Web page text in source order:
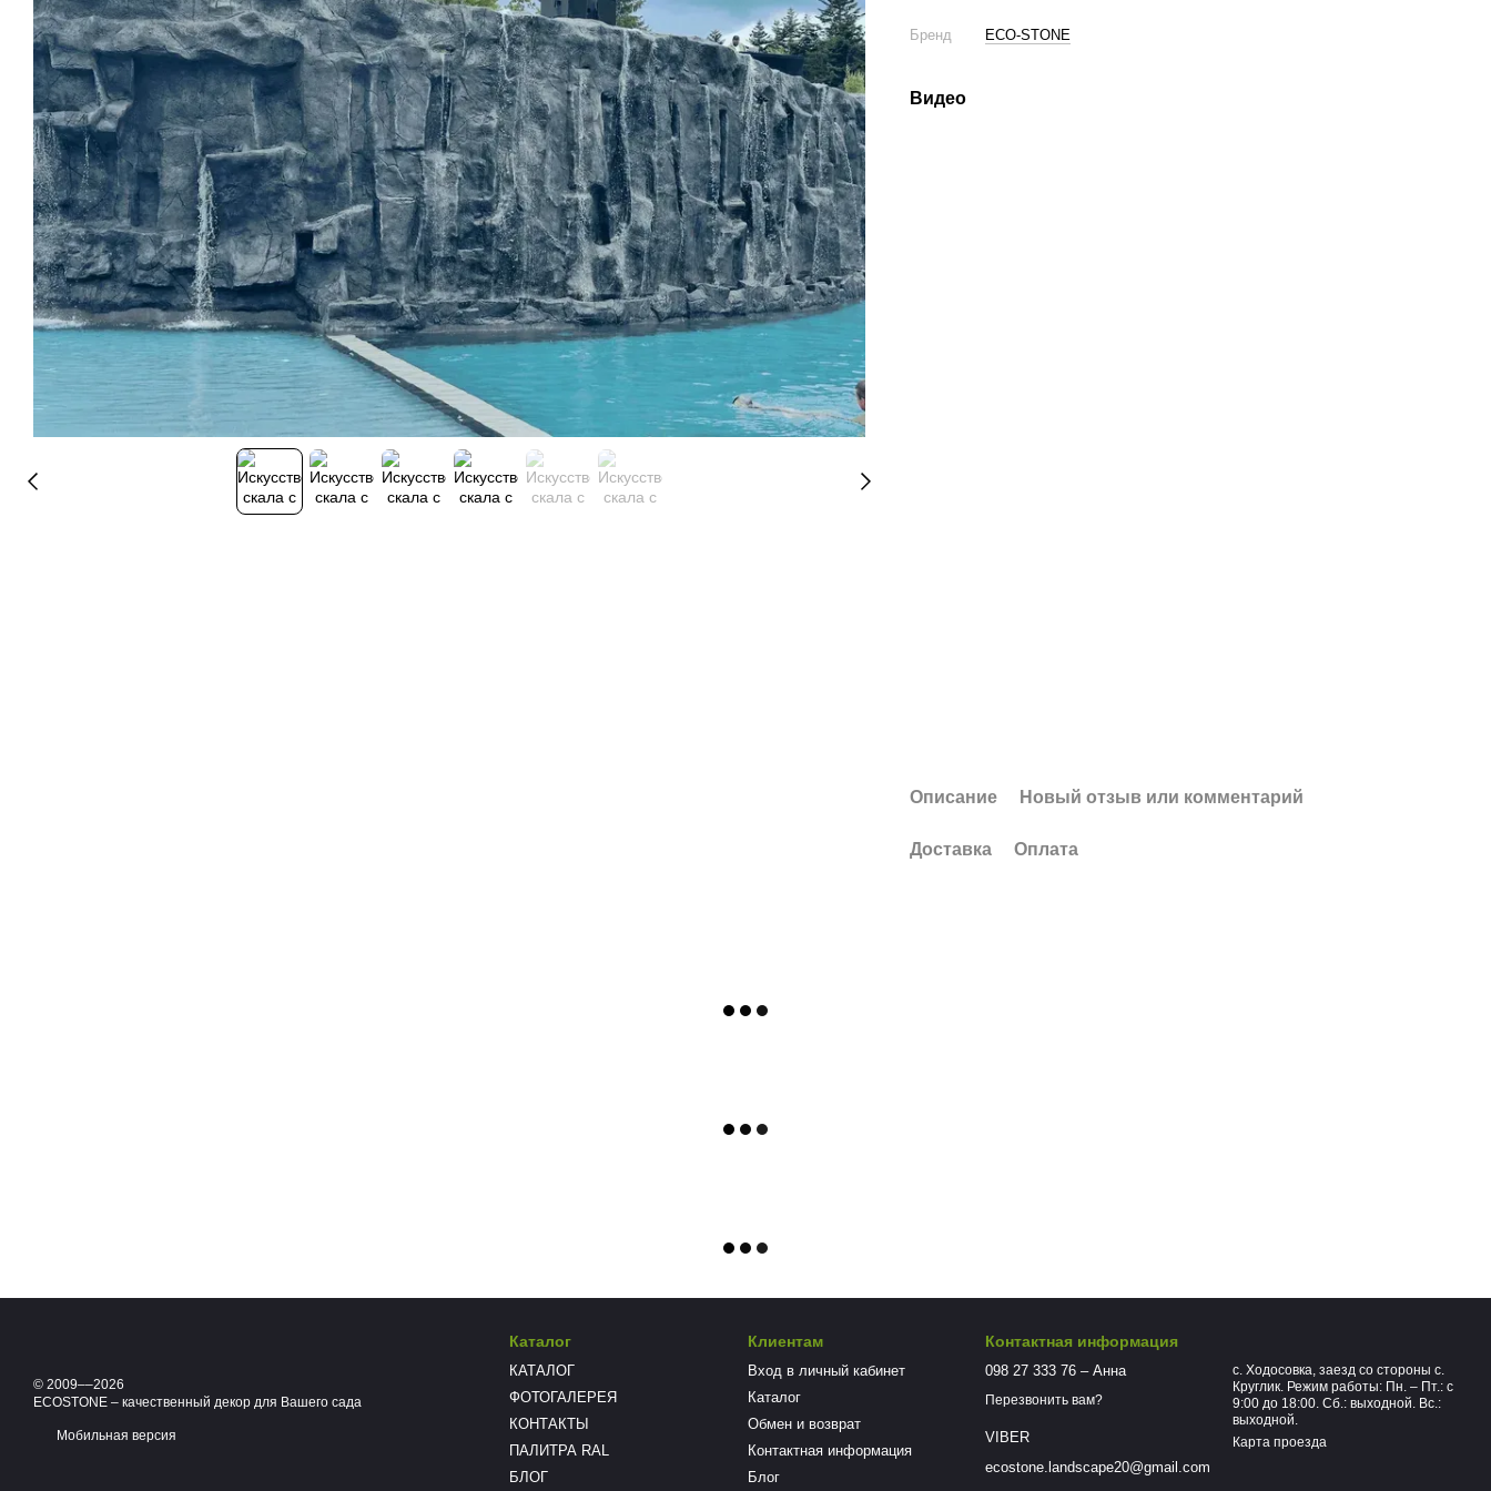
Бренд ECO-STONE
Видео
Описание Новый отзыв или комментарий
Доставка Оплата
© 2009––2026
ECOSTONE – качественный декор для Вашего сада
Мобильная версия
Каталог
КАТАЛОГ
ФОТОГАЛЕРЕЯ
КОНТАКТЫ
ПАЛИТРА RAL
БЛОГ
Клиентам
Вход в личный кабинет
Каталог
Обмен и возврат
Контактная информация
Блог
Контактная информация
098 27 333 76 – Анна
Перезвонить вам?
VIBER
ecostone.landscape20@gmail.com
с. Ходосовка, заезд со стороны с.
Круглик. Режим работы: Пн. – Пт.: с
9:00 до 18:00. Сб.: выходной. Вс.:
выходной.
Карта проезда